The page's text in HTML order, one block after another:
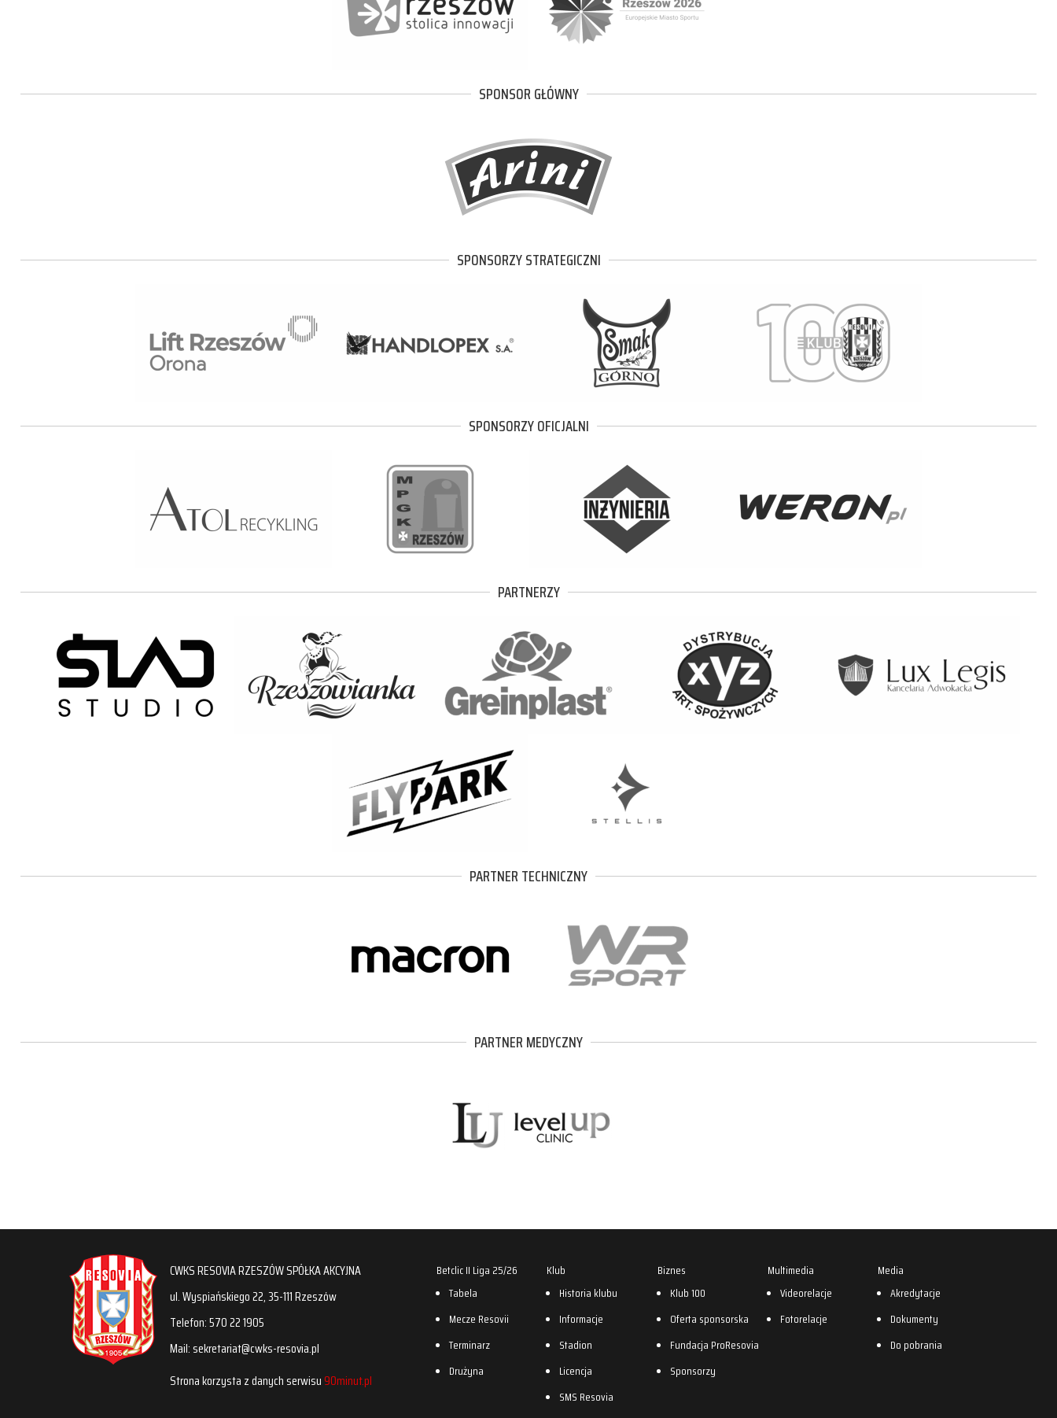
SPONSOR GŁÓWNY
SPONSORZY STRATEGICZNI
SPONSORZY OFICJALNI
PARTNERZY
PARTNER TECHNICZNY
PARTNER MEDYCZNY
CWKS RESOVIA RZESZÓW SPÓŁKA AKCYJNA
ul. Wyspiańskiego 22, 35-111 Rzeszów
Telefon: 570 22 1905
Mail: sekretariat@cwks-resovia.pl
Strona korzysta z danych serwisu90minut.pl
Betclic II Liga 25/26
Tabela
Mecze Resovii
Terminarz
Drużyna
Klub
Historia klubu
Informacje
Stadion
Licencja
SMS Resovia
Biznes
Klub 100
Oferta sponsorska
Fundacja ProResovia
Sponsorzy
Multimedia
Videorelacje
Fotorelacje
Media
Akredytacje
Dokumenty
Do pobrania